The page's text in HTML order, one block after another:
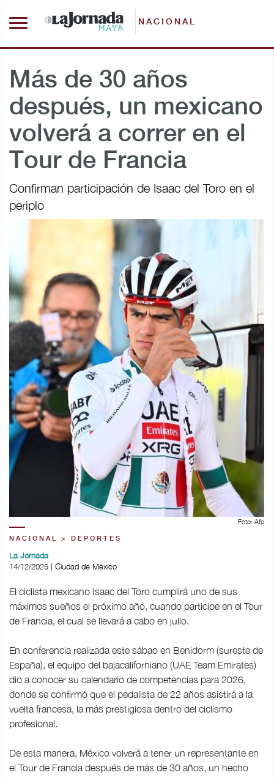
NACIONAL
Más de 30 años
después, un mexicano
volverá a correr en el
Tour de Francia
Confirman participación de Isaac del Toro en el
periplo
Foto: Afp
NACIONAL > DEPORTES
La Jornada
14/12/2025 | Ciudad de México
El ciclista mexicano Isaac del Toro cumplirá uno de sus
máximos sueños el próximo año, cuando participe en el Tour
de Francia, el cual se llevará a cabo en julio.
En conferencia realizada este sábao en Benidorm (sureste de
España), el equipo del bajacaliforniano (UAE Team Emirates)
dio a conocer su calendario de competencias para 2026,
donde se confirmó que el pedalista de 22 años asistirá a la
vuelta francesa, la más prestigiosa dentro del ciclismo
profesional.
De esta manera, México volverá a tener un representante en
el Tour de Francia después de más de 30 años, un hecho